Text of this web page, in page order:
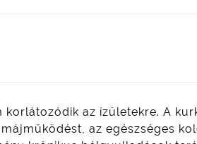
az ízületekre. A
az egészséges